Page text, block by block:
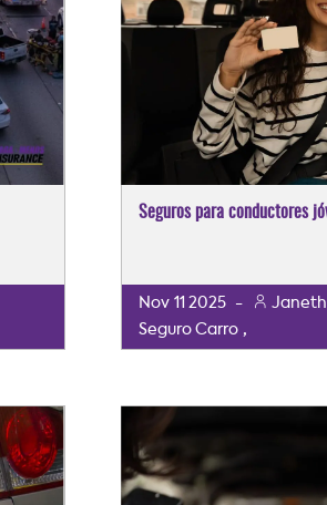
Seguros para conductores
Nov 11 2025 -
Seguro Carro,